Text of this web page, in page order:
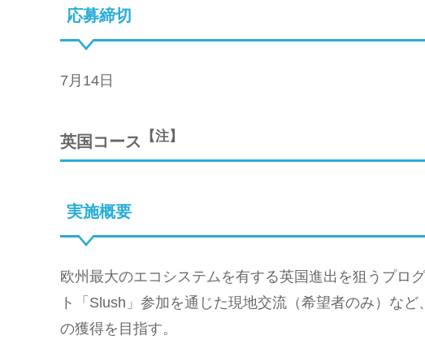
応募締切
7月14日
英国コース 【注】
実施概要
欧州最大のエコシステムを有する英国進出を狙うプロ
ト「Slush」参加を通じた現地交流（希望者のみ）な
の獲得を目指す。